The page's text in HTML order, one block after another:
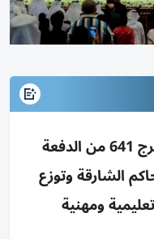
أكاديمية الشارقة للتعليم تخرج 641 من الدفعة
الشارقة وتوزع